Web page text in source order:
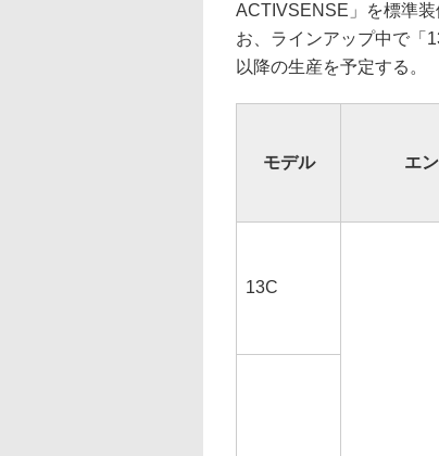
ACTIVSENSE」を標準
お、ラインアップ中で「
以降の生産を予定する。
モデル エ
13C